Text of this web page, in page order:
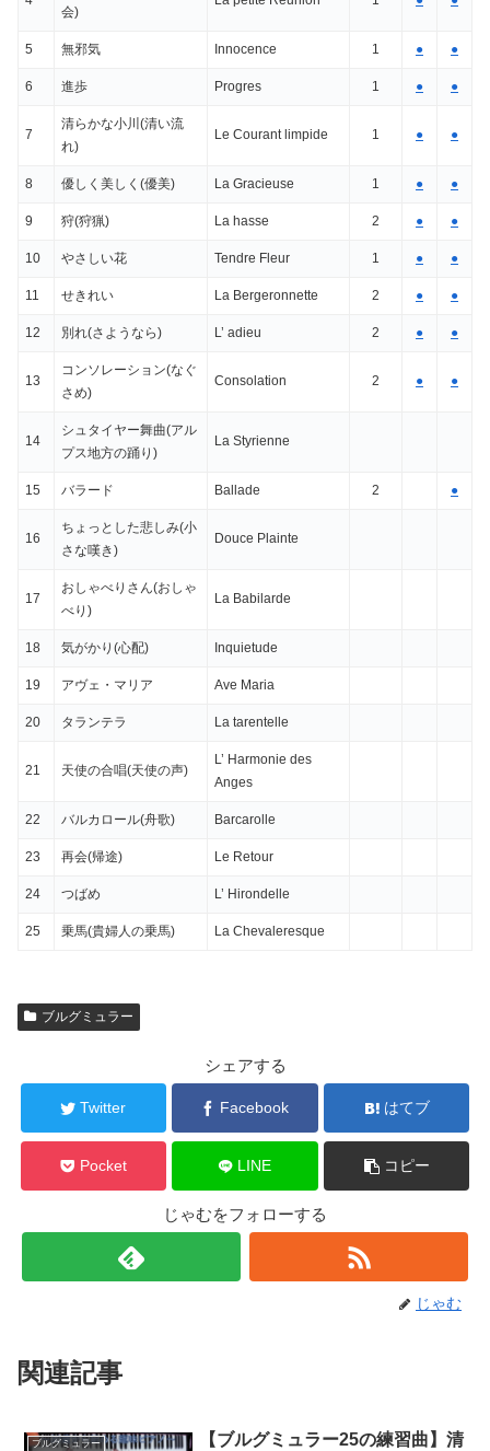
会)
5 無邪気 Innocence 1 ● ●
6 進歩 Progres 1 ● ●
7
清らかな小川(清い流
れ)
Le Courant limpide 1 ● ●
8 優しく美しく(優美) La Gracieuse 1 ● ●
9 狩(狩猟) La hasse 2 ● ●
10 やさしい花 Tendre Fleur 1 ● ●
11 せきれい La Bergeronnette 2 ● ●
12 別れ(さようなら) L’ adieu 2 ● ●
13
コンソレーション(なぐ
さめ)
Consolation 2 ● ●
14
シュタイヤー舞曲(アル
プス地方の踊り)
La Styrienne
15 バラード Ballade 2 ●
16
ちょっとした悲しみ(小
さな嘆き)
Douce Plainte
17
おしゃべりさん(おしゃ
べり)
La Babilarde
18 気がかり(心配) Inquietude
19 アヴェ・マリア Ave Maria
20 タランテラ La tarentelle
21 天使の合唱(天使の声)
L’ Harmonie des
Anges
22 バルカロール(舟歌) Barcarolle
23 再会(帰途) Le Retour
24 つばめ L’ Hirondelle
25 乗馬(貴婦人の乗馬) La Chevaleresque
ブルグミュラー
シェアする
Twitter Facebook はてブ
Pocket LINE コピー
じゃむをフォローする
じゃむ
関連記事
ブルグミュラー
【ブルグミュラー25の練習曲】清